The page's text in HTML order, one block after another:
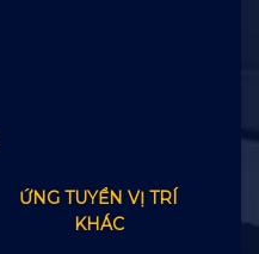
ỨNG TUYỂN VỊ TRÍ
KHÁC